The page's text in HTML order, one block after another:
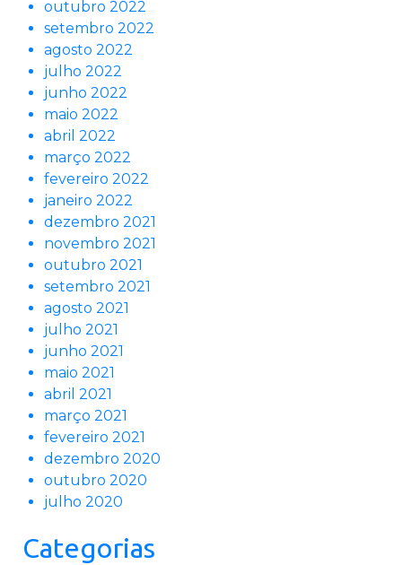
outubro 2022
setembro 2022
agosto 2022
julho 2022
junho 2022
maio 2022
abril 2022
março 2022
fevereiro 2022
janeiro 2022
dezembro 2021
novembro 2021
outubro 2021
setembro 2021
agosto 2021
julho 2021
junho 2021
maio 2021
abril 2021
março 2021
fevereiro 2021
dezembro 2020
outubro 2020
julho 2020
Categorias